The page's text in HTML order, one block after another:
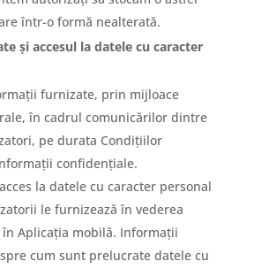
într-o formă nealterată.
și accesul la datele cu caracter
furnizate, prin mijloace
în cadrul comunicărilor dintre
pe durata Condițiilor
confidențiale.
la datele cu caracter personal
le furnizează în vederea
Aplicația mobilă. Informații
cum sunt prelucrate datele cu